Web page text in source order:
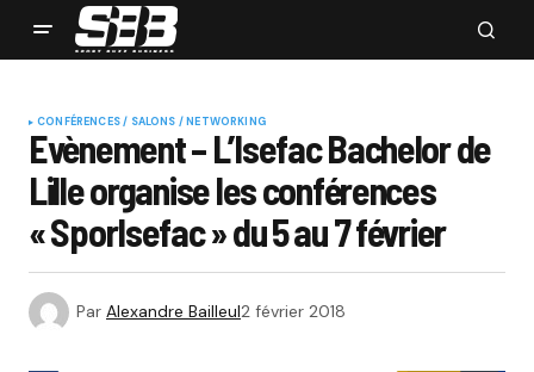
CONFÉRENCES / SALONS / NETWORKING
Evènement – L’Isefac Bachelor de
Lille organise les conférences
« SporIsefac » du 5 au 7 février
Par Alexandre Bailleul2 février 2018